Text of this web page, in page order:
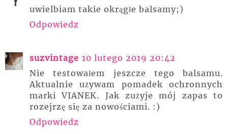
uwielbiam takie okrągłe balsamy;)
Odpowiedz
suzvintage 10 lutego 2019 20:42
Nie testowałem jeszcze tego balsamu.
Aktualnie używam pomadek ochronnych
marki VIANEK. Jak zużyje mój zapas to
rozejrzę się za nowościami. :)
Odpowiedz